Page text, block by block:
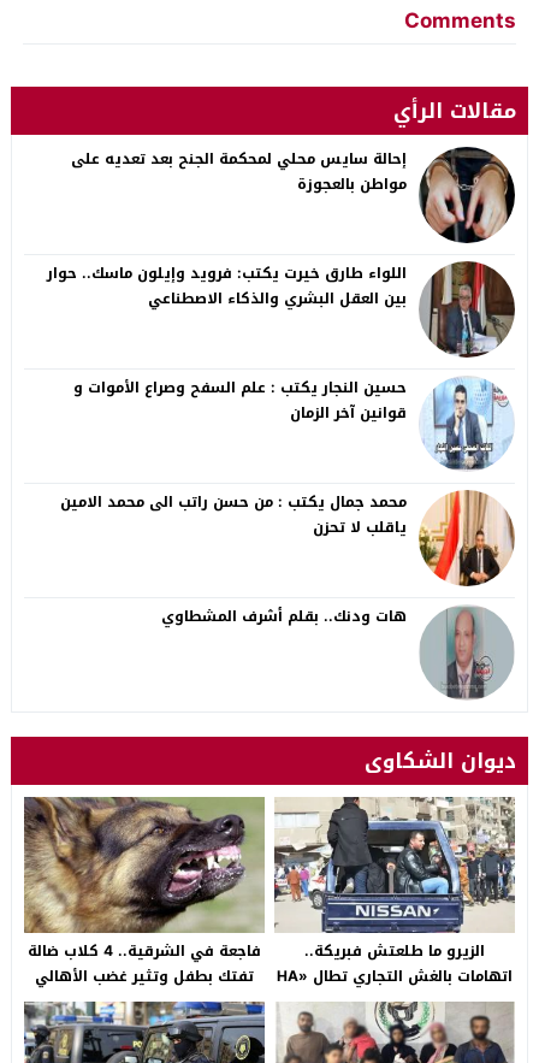
Comments
مقالات الرأي
إحالة سايس محلي لمحكمة الجنح بعد تعديه على
مواطن بالعجوزة
اللواء طارق خيرت يكتب: فرويد وإيلون ماسك.. حوار
بين العقل البشري والذكاء الاصطناعي
حسين النجار يكتب : علم السفح وصراع الأموات و
قوانين آخر الزمان
محمد جمال يكتب : من حسن راتب الى محمد الامين
ياقلب لا تحزن
هات ودنك.. بقلم أشرف المشطاوي
ديوان الشكاوى
الزيرو ما طلعتش فبريكة..
اتهامات بالغش التجاري تطال «HA
Auto التجمع».. شكوى شراء
سيارة بـ3 ملايين جنيه تفجّر الأزمة
فاجعة في الشرقية.. 4 كلاب ضالة
تفتك بطفل وتثير غضب الأهالي
بالصالحية الجديدة